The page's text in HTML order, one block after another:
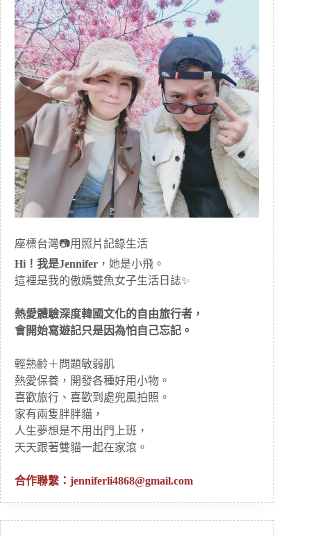
座標台灣📷用照片記錄生活
Hi！我是Jennifer ，她是小飛。
這裡是我的傲嬌雙魚女子生活日誌✨
熱愛體驗深度韓國文化的自由旅行者，
會開始寫遊記只是因為怕自己忘記。
輕熟齡＋問題敏弱肌
熱愛保養，開發各種好用小物。
喜歡旅行、喜歡到處兜風拍照。
家有兩隻胖胖貓，
人生夢想是不用出門上班，
天天跟著雙貓一起在家滾。
合作聯繫： jenniferli4868@gmail.com